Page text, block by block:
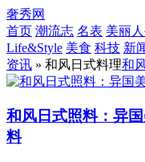
奢秀网
首页 潮流志 名表 美丽
Life&Style 美食 科技 新
资讯 » 和风日式料理和
和风日式照料：异
料